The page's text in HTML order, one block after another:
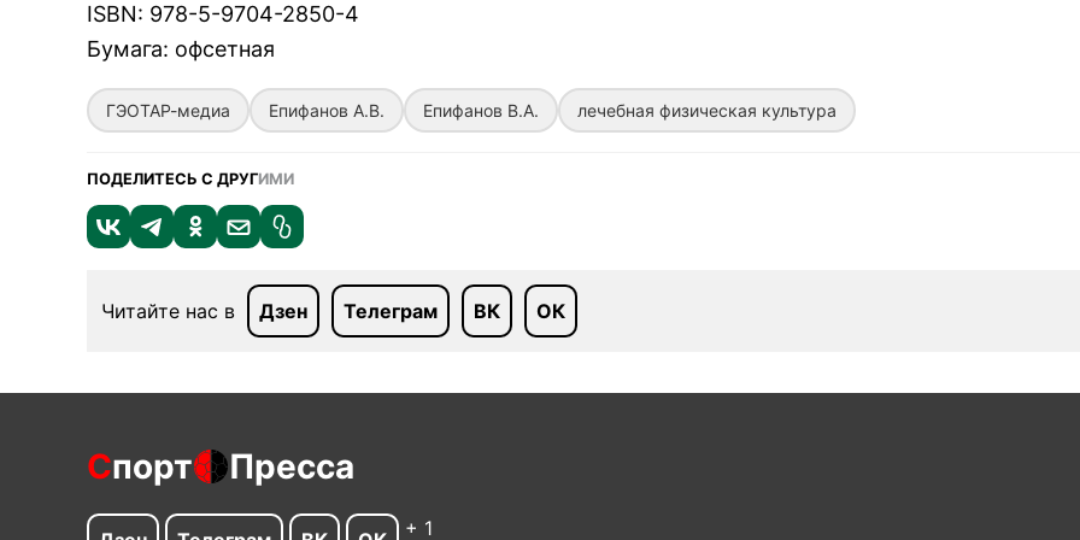
ISBN: 978-5-9704-2850-4
Бумага: офсетная
ГЭОТАР-медиа Епифанов А.В. Епифанов В.А. лечебная физическая культура
ПОДЕЛИТЕСЬ С ДРУГИМИ
Читайте нас в Дзен Телеграм ВК ОК
Спорт Пресса
+ 1